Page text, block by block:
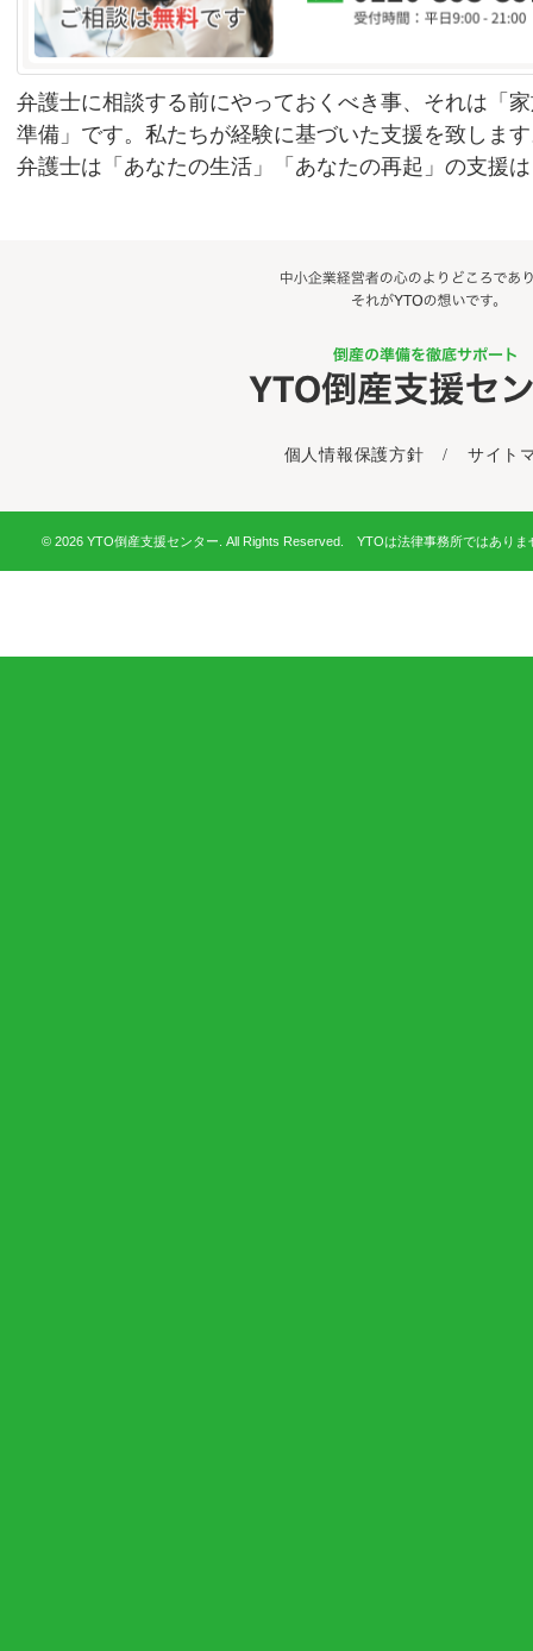
弁護士に相談する前にやっておくべき事、それは「
準備」です。私たちが経験に基づいた支援を致しま
弁護士は「あなたの生活」「あなたの再起」の支援
個人情報保護方針 / サイト
© 2026 YTO倒産支援センター. All Rights Reserved. YTOは法律事務所ではありま